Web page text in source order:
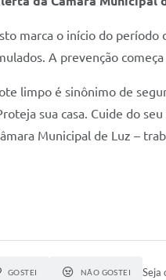
marca o início do período
A prevenção
limpo é sinônimo de
sua casa. Cuide do seu
Municipal de Luz –
GOSTEI NÃO GOSTEI Seja